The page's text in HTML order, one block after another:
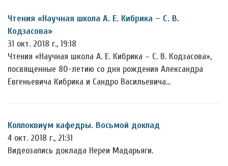
Чтения «Научная школа А. Е. Кибрика – С. В.
Кодзасова»
31 окт. 2018 г., 19:18
Чтения «Научная школа А. Е. Кибрика – С. В. Кодзасова»,
посвященные 80-летию со дня рождения Александра
Евгеньевича Кибрика и Сандро Васильевича…
Коллоквиум кафедры. Восьмой доклад
4 окт. 2018 г., 21:31
Видеозапись доклада Нереи Мадарьяги.